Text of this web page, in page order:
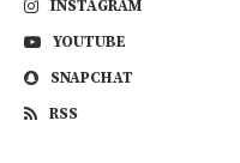
INSTAGRAM
YOUTUBE
SNAPCHAT
RSS